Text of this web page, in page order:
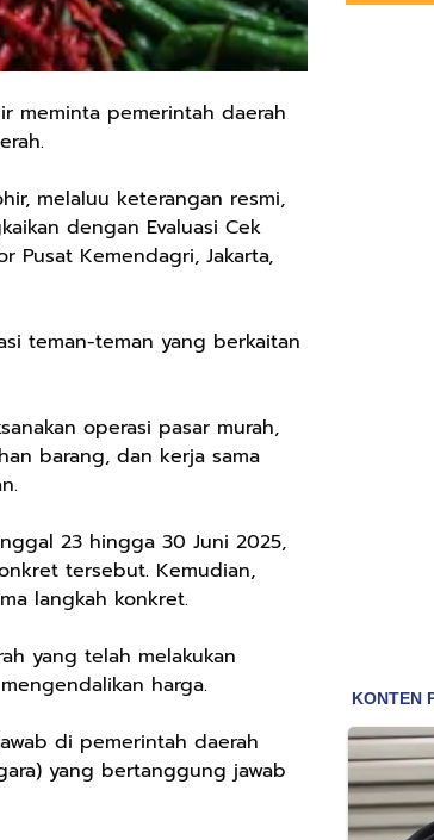
meminta pemerintah daerah
melaluu keterangan resmi,
dengan Evaluasi Cek
Pusat Kemendagri, Jakarta,
teman-teman yang berkaitan
operasi pasar murah,
barang, dan kerja sama
23 hingga 30 Juni 2025,
tersebut. Kemudian,
langkah konkret.
yang telah melakukan
harga.
di pemerintah daerah
yang bertanggung jawab